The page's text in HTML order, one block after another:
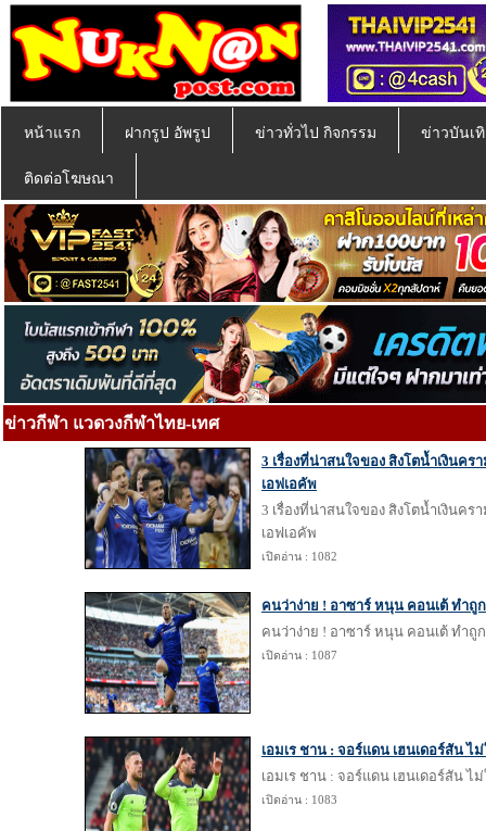
หน้าแรก ฝากรูป อัพรูป ข่าวทั่วไป กิจกรรม ข่าวบันเ
ติดต่อโฆษณา
ข่าวกีฬา แวดวงกีฬาไทย-เทศ
3 เรื่องที่น่าสนใจของ สิงโตน้ำเงินคร
เอฟเอคัพ
3 เรื่องที่น่าสนใจของ สิงโตน้ำเงินคร
เอฟเอคัพ
เปิดอ่าน : 1082
คนว่าง่าย ! อาซาร์ หนุน คอนเต้ ทำ
คนว่าง่าย ! อาซาร์ หนุน คอนเต้ ทำ
เปิดอ่าน : 1087
เอมเร ชาน : จอร์แดน เฮนเดอร์สัน ไ
เอมเร ชาน : จอร์แดน เฮนเดอร์สัน ไ
เปิดอ่าน : 1083